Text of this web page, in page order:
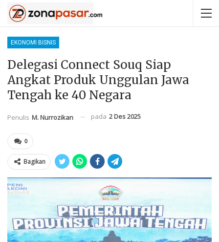
EKONOMI BISNIS
Delegasi Connect Souq Siap
Angkat Produk Unggulan Jawa
Tengah ke 40 Negara
Penulis M. Nurrozikan pada 2 Des 2025
0
Bagikan